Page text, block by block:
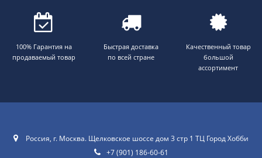
100% Гарантия на
продаваемый товар
Быстрая доставка
по всей стране
Качественный товар
большой
ассортимент
Россия, г. Москва. Щелковское шоссе дом 3 стр 1 ТЦ Город Хобби
+7 (901) 186-60-61